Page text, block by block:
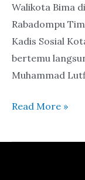
Walikota Bima
Rabadompu
Kadis Sosial
bertemu
Muhammad
Read More »